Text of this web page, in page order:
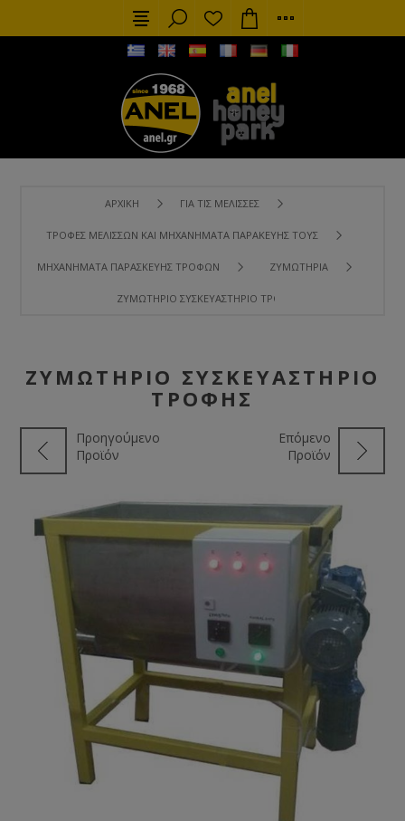
ΑΡΧΙΚΉ ΓΙΑ ΤΙΣ ΜΈΛΙΣΣΕΣ
ΤΡΟΦΈΣ ΜΕΛΙΣΣΏΝ ΚΑΙ ΜΗΧΑΝΉΜΑΤΑ ΠΑΡΑΚΕΥΉΣ ΤΟΥΣ
ΜΗΧΑΝΉΜΑΤΑ ΠΑΡΑΣΚΕΥΉΣ ΤΡΟΦΏΝ ΖΥΜΩΤΉΡΙΑ
ΖΥΜΩΤΉΡΙΟ ΣΥΣΚΕΥΑΣΤΉΡΙΟ ΤΡΟΦΉΣ
ΖΥΜΩΤΉΡΙΟ ΣΥΣΚΕΥΑΣΤΉΡΙΟ
ΤΡΟΦΉΣ
Προηγούμενο
Προϊόν
Επόμενο
Προϊόν